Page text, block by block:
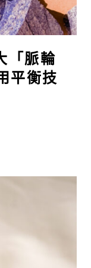
「脈輪
平衡技